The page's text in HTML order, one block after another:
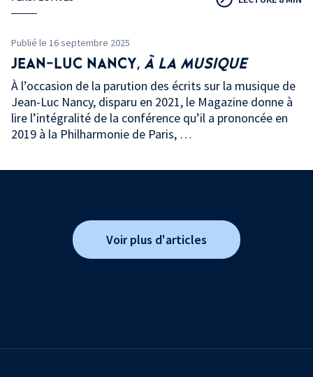
Publié le 16 septembre 2025
JEAN-LUC NANCY, À LA MUSIQUE
À l’occasion de la parution des écrits sur la musique de
Jean-Luc Nancy, disparu en 2021, le Magazine donne à
lire l’intégralité de la conférence qu’il a prononcée en
2019 à la Philharmonie de Paris, …
Voir plus d'articles